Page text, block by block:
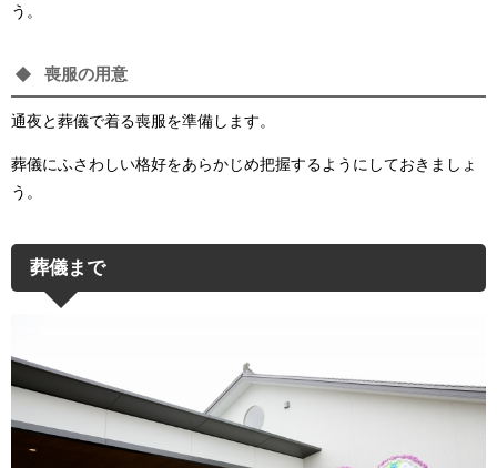
う。
喪服の用意
通夜と葬儀で着る喪服を準備します。
葬儀にふさわしい格好をあらかじめ把握するようにしておきましょ
う。
葬儀まで